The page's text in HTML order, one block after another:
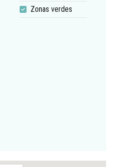
Zonas verdes